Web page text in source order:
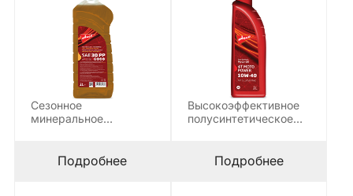
Сезонное
минеральное
предназначенное для
заправки…
Подробнее
Высокоэффективное
полусинтетическое
10W-40
предназначено…
Подробнее